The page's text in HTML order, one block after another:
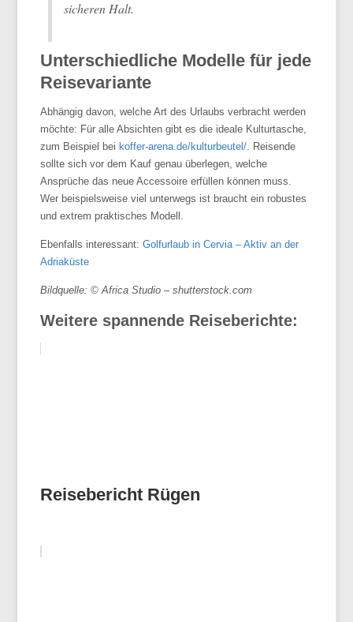
sicheren Halt.
Unterschiedliche Modelle für jede
Reisevariante
Abhängig davon, welche Art des Urlaubs verbracht werden
möchte: Für alle Absichten gibt es die ideale Kulturtasche,
zum Beispiel bei koffer-arena.de/kulturbeutel/. Reisende
sollte sich vor dem Kauf genau überlegen, welche
Ansprüche das neue Accessoire erfüllen können muss.
Wer beispielsweise viel unterwegs ist braucht ein robustes
und extrem praktisches Modell.
Ebenfalls interessant:Golfurlaub in Cervia – Aktiv an der
Adriaküste
Bildquelle: © Africa Studio – shutterstock.com
Weitere spannende Reiseberichte:
Reisebericht Rügen